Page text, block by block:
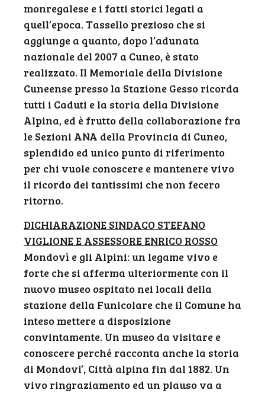
monregalese e i fatti storici legati a
quell’epoca. Tassello prezioso che si
aggiunge a quanto, dopo l’adunata
nazionale del 2007 a Cuneo, è stato
realizzato. Il Memoriale della Divisione
Cuneense presso la Stazione Gesso ricorda
tutti i Caduti e la storia della Divisione
Alpina, ed è frutto della collaborazione fra
le Sezioni ANA della Provincia di Cuneo,
splendido ed unico punto di riferimento
per chi vuole conoscere e mantenere vivo
il ricordo dei tantissimi che non fecero
ritorno.
DICHIARAZIONE SINDACO STEFANO
VIGLIONE E ASSESSORE ENRICO ROSSO
Mondovì e gli Alpini: un legame vivo e
forte che si afferma ulteriormente con il
nuovo museo ospitato nei locali della
stazione della Funicolare che il Comune ha
inteso mettere a disposizione
convintamente. Un museo da visitare e
conoscere perché racconta anche la storia
di Mondovi’, Città alpina fin dal 1882. Un
vivo ringraziamento ed un plauso va a